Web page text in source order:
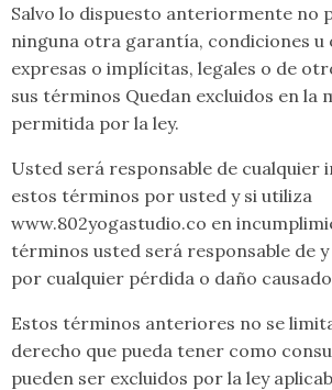
Salvo lo dispuesto anteriormente no
ninguna otra garantía, condiciones
expresas o implícitas, legales o de
sus términos Quedan excluidos en la
permitida por la ley.
Usted será responsable de cualquier
estos términos por usted y si utiliza
www.802yogastudio.co en
términos usted será responsable de
por cualquier pérdida o daño
Estos términos anteriores no se
derecho que pueda tener como
pueden ser excluidos por la ley